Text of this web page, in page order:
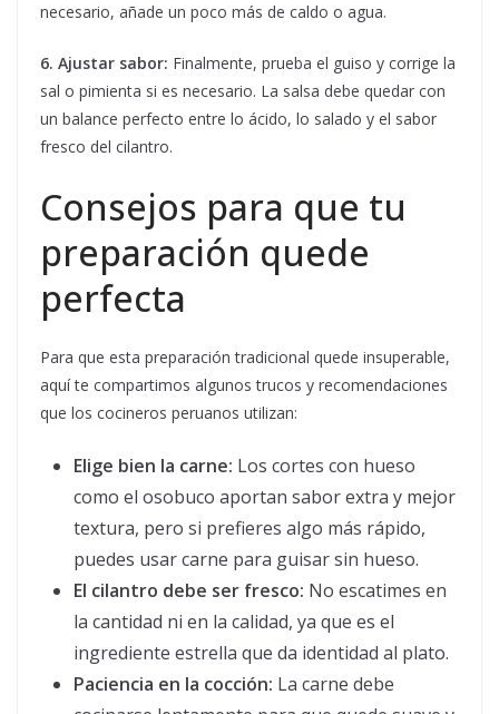
necesario, añade un poco más de caldo o agua.
6. Ajustar sabor: Finalmente, prueba el guiso y corrige la
sal o pimienta si es necesario. La salsa debe quedar con
un balance perfecto entre lo ácido, lo salado y el sabor
fresco del cilantro.
Consejos para que tu
preparación quede
perfecta
Para que esta preparación tradicional quede insuperable,
aquí te compartimos algunos trucos y recomendaciones
que los cocineros peruanos utilizan:
Elige bien la carne: Los cortes con hueso
como el osobuco aportan sabor extra y mejor
textura, pero si prefieres algo más rápido,
puedes usar carne para guisar sin hueso.
El cilantro debe ser fresco: No escatimes en
la cantidad ni en la calidad, ya que es el
ingrediente estrella que da identidad al plato.
Paciencia en la cocción: La carne debe